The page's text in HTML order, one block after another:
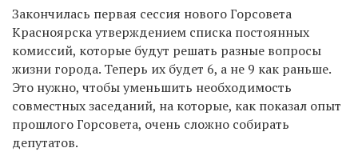
Закончилась первая сессия нового Горсовета
Красноярска утверждением списка постоянных
комиссий, которые будут решать разные вопросы
жизни города. Теперь их будет 6, а не 9 как раньше.
Это нужно, чтобы уменьшить необходимость
совместных заседаний, на которые, как показал опыт
прошлого Горсовета, очень сложно собирать
депутатов.